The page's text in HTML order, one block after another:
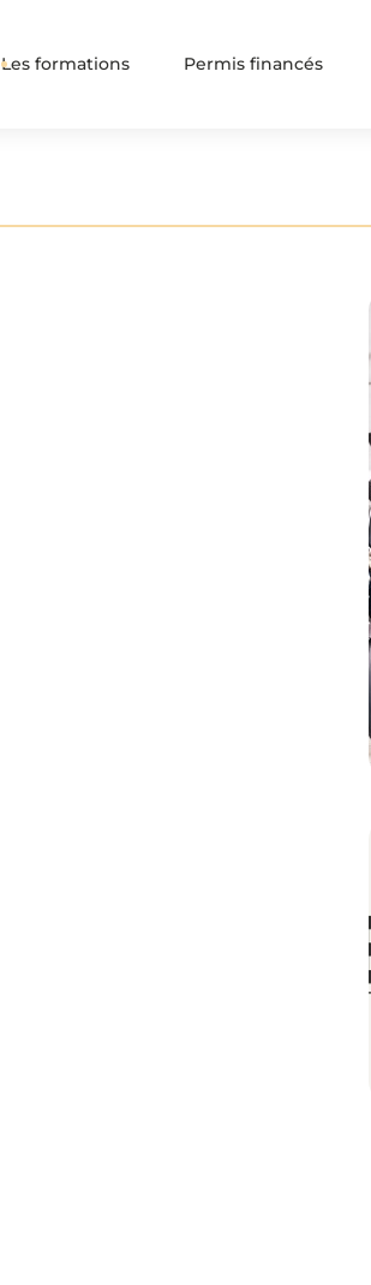
Les formations Permis financés